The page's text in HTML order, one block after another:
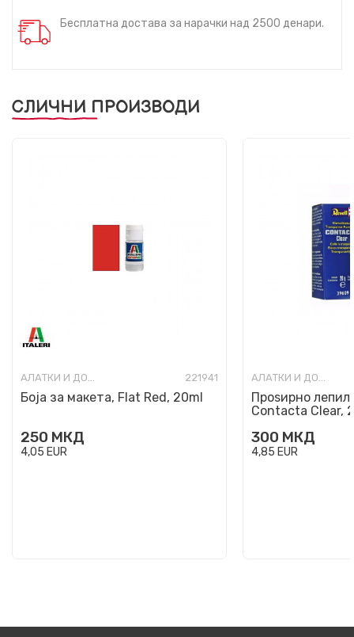
Бесплатна достава за нарачки над 2500 денари.
СЛИЧНИ ПРОИЗВОДИ
АЛАТКИ И ДОДАТОЦИ ЗА МАКЕТИ 221941
Боја за макета, Flat Red, 20ml
250 МКД
4,05 EUR
АЛАТКИ И ДОДАТОЦИ ЗА МАКЕТИ
Проѕирно
Contacta Clear,
300 МКД
4,85 EUR